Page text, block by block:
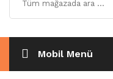
Mobil Menü